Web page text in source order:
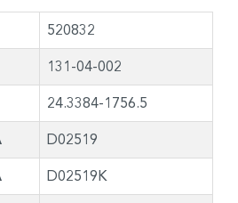
520832
131-04-002
24.3384-1756.5
D02519
D02519K